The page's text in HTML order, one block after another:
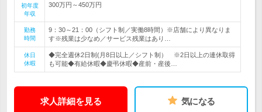
初年度
年収
300万円～450万円
勤務
時間
9：30～21：00（シフト制／実働8時間）※店舗により異なりま
す※残業は少なめ／サービス残業はあり…
休日
休暇
◆完全週休2日制(月8日以上／シフト制） ※2日以上の連休取得
も可能◆有給休暇◆慶弔休暇◆産前・産後…
求人詳細を見る 気になる